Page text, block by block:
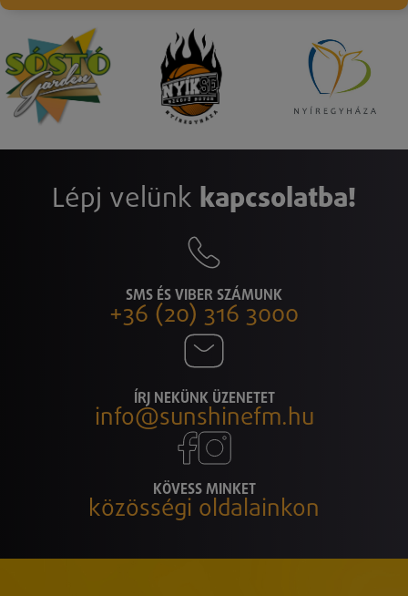
Lépj velünk kapcsolatba!
SMS ÉS VIBER SZÁMUNK
+36 (20) 316 3000
ÍRJ NEKÜNK ÜZENETET
info@sunshinefm.hu
KÖVESS MINKET
közösségi oldalainkon